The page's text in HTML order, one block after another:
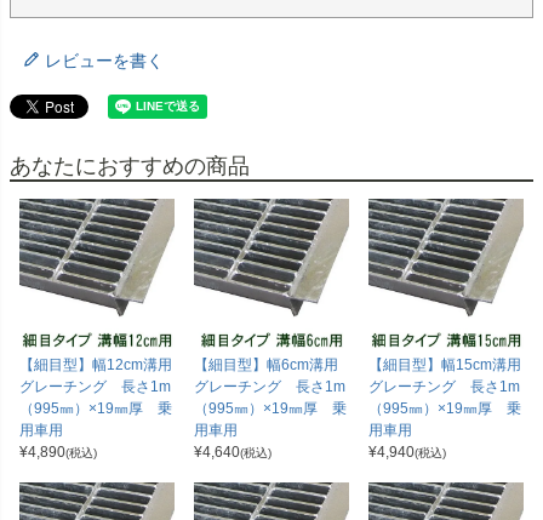
レビューを書く
あなたにおすすめの商品
【細目型】幅12cm溝用
グレーチング 長さ1m
（995㎜）×19㎜厚 乗
用車用
¥4,890(税込)
【細目型】幅6cm溝用
グレーチング 長さ1m
（995㎜）×19㎜厚 乗
用車用
¥4,640(税込)
【細目型】幅15cm溝用
グレーチング 長さ1m
（995㎜）×19㎜厚 乗
用車用
¥4,940(税込)